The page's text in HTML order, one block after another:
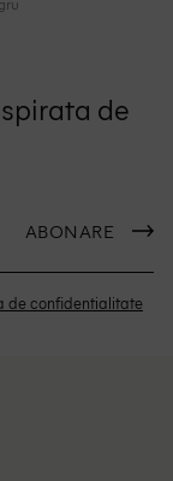
de
ABONARE
de confidentialitate